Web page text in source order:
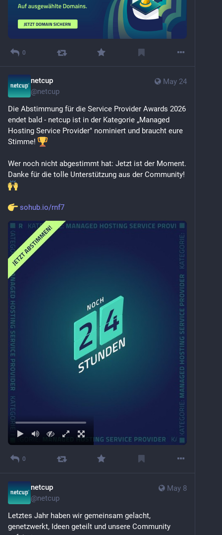
0
May 24
netcup
@netcup
Die Abstimmung für die Service Provider Awards 2026
endet bald - netcup ist in der Kategorie „Managed
Hosting Service Provider" nominiert und braucht eure
Stimme!
Wer noch nicht abgestimmt hat: Jetzt ist der Moment.
Danke für die tolle Unterstützung aus der Community!
sohub.io/rnf7
0
May 8
netcup
@netcup
Letztes Jahr haben wir gemeinsam gelacht,
genetzwerkt, Ideen geteilt und unsere Community